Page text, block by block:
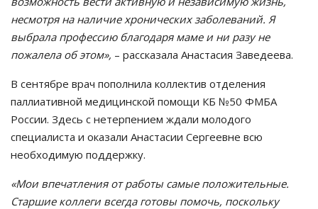
несмотря на наличие хронических заболеваний. Я
выбрала профессию благодаря маме и ни разу не
пожалела об этом», – рассказала Анастасия Заведеева.
В сентябре врач пополнила коллектив отделения
паллиативной медицинской помощи КБ №50 ФМБА
России. Здесь с нетерпением ждали молодого
специалиста и оказали Анастасии Сергеевне всю
необходимую поддержку.
«Мои впечатления от работы самые положительные.
Старшие коллеги всегда готовы помочь, поскольку